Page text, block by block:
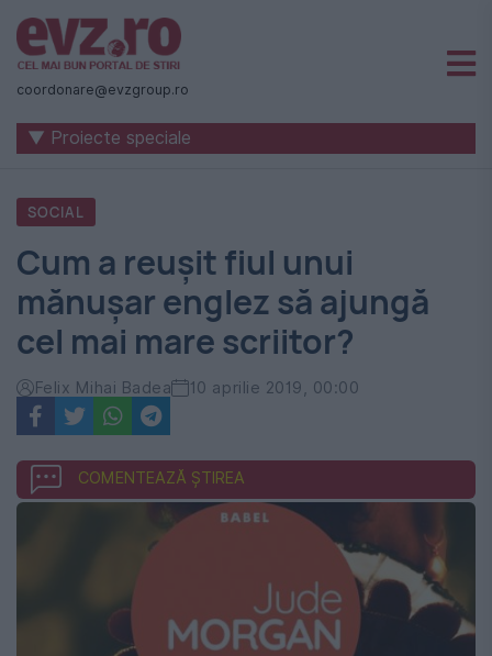
Știri
naționale
internaționale
România
-
Evenimentul
Zilei
coordonare@evzgroup.ro
▼ Proiecte speciale
SOCIAL
Cum a reușit fiul unui
mănușar englez să ajungă
cel mai mare scriitor?
Felix Mihai Badea 10 aprilie 2019, 00:00
COMENTEAZĂ ȘTIREA